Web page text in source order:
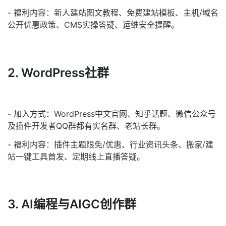
- 福利内容：新人建站图文教程、免费建站模板、主机/域名
公开优惠政策、CMS实操答疑、运维安全提醒。
2. WordPress社群
- 加入方式：WordPress中文官网、知乎话题、微信公众号
及插件开发者QQ群都有实名群、老站长群。
- 福利内容：插件主题限免/优惠、行业资讯头条、搬家/建
站一键工具首发、定期线上直播答疑。
3. AI编程与AIGC创作群